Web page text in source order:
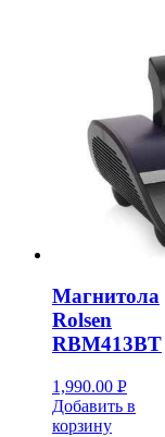
Магнитола
Rolsen
RBM413BT
1,990.00 Р
УБ.
Добавить в
корзину